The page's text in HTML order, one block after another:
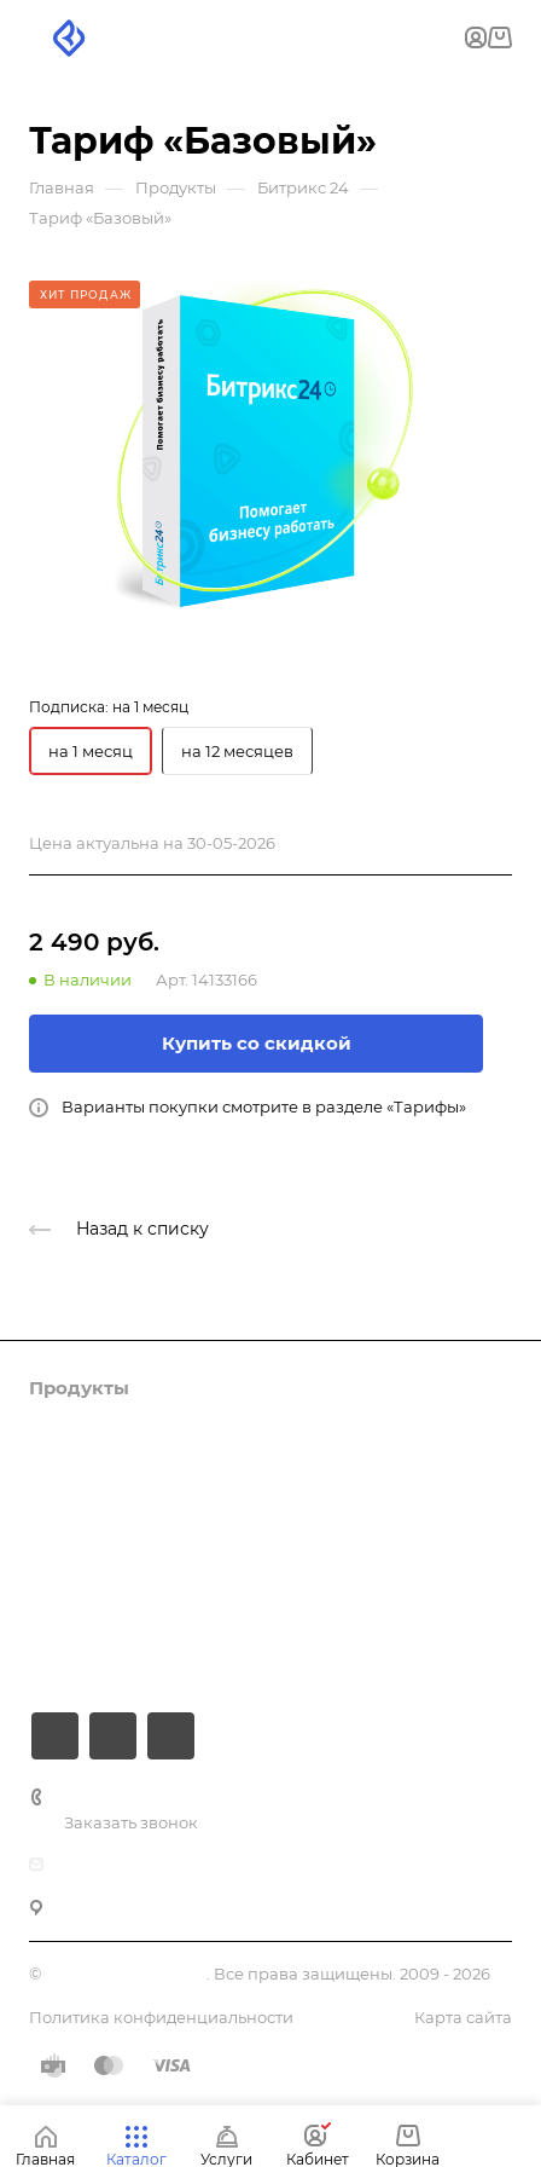
Тариф «Базовый»
Главная — Продукты — Битрикс 24 —
Тариф «Базовый»
ХИТ ПРОДАЖ
Подписка: на 1 месяц
на 1 месяц на 12 месяцев
Цена актуальна на 30-05-2026
2 490 руб.
В наличии Арт. 14133166
Купить со скидкой
Варианты покупки смотрите в разделе «Тарифы»
Назад к списку
Продукты
Заказать звонок
© . Все права защищены. 2009 - 2026
Политика конфиденциальности Карта сайта
Главная Каталог Услуги Кабинет Корзина